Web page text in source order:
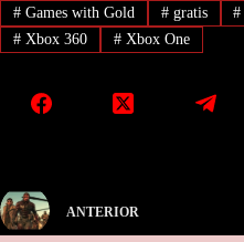
#Games with Gold #gratis #
#Xbox 360 #Xbox One
ANTERIOR